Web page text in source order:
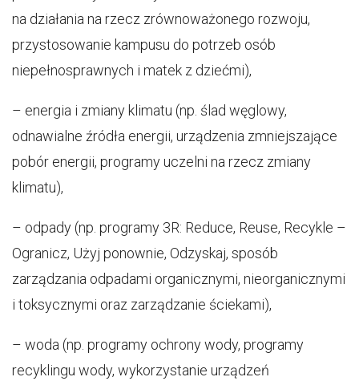
na działania na rzecz zrównoważonego rozwoju,
przystosowanie kampusu do potrzeb osób
niepełnosprawnych i matek z dziećmi),
– energia i zmiany klimatu (np. ślad węglowy,
odnawialne źródła energii, urządzenia zmniejszające
pobór energii, programy uczelni na rzecz zmiany
klimatu),
– odpady (np. programy 3R: Reduce, Reuse, Recykle –
Ogranicz, Użyj ponownie, Odzyskaj, sposób
zarządzania odpadami organicznymi, nieorganicznymi
i toksycznymi oraz zarządzanie ściekami),
– woda (np. programy ochrony wody, programy
recyklingu wody, wykorzystanie urządzeń